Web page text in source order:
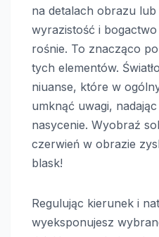
na detalach obrazu
wyrazistość i
rośnie. To znacząco
tych elementów.
niuanse, które w
umknąć uwagi,
nasycenie. Wyobraź
czerwień w obrazie
blask!
Regulując kierunek i
wyeksponujesz